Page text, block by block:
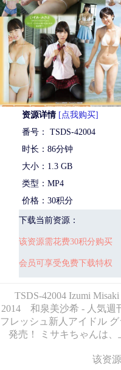
资源详情 [点我购买]
番号： TSDS-42004
时长：86分钟
大小：1.3 GB
类型：MP4
价格：30积分
下载当前资源：
该资源需花费30积分购买
会员可享受免费下载特权
TSDS-42004 Izumi
2014 和泉美沙希 - 人気週
フレッシュ新人アイドル
発売！ ミサキちゃんは、
该资